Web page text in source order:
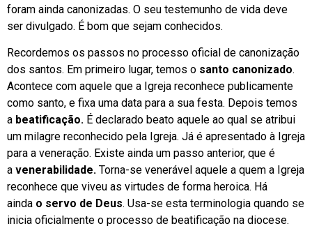
foram ainda canonizadas. O seu testemunho de vida deve
ser divulgado. É bom que sejam conhecidos.
Recordemos os passos no processo oficial de canonização
dos santos. Em primeiro lugar, temos o santo canonizado.
Acontece com aquele que a Igreja reconhece publicamente
como santo, e fixa uma data para a sua festa. Depois temos
a beatificação. É declarado beato aquele ao qual se atribui
um milagre reconhecido pela Igreja. Já é apresentado à Igreja
para a veneração. Existe ainda um passo anterior, que é
a venerabilidade. Torna-se venerável aquele a quem a Igreja
reconhece que viveu as virtudes de forma heroica. Há
ainda o servo de Deus. Usa-se esta terminologia quando se
inicia oficialmente o processo de beatificação na diocese.